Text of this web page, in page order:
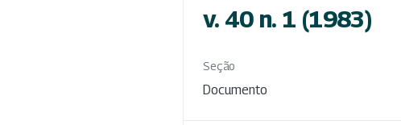
v. 40 n. 1 (1983)
Seção
Documento